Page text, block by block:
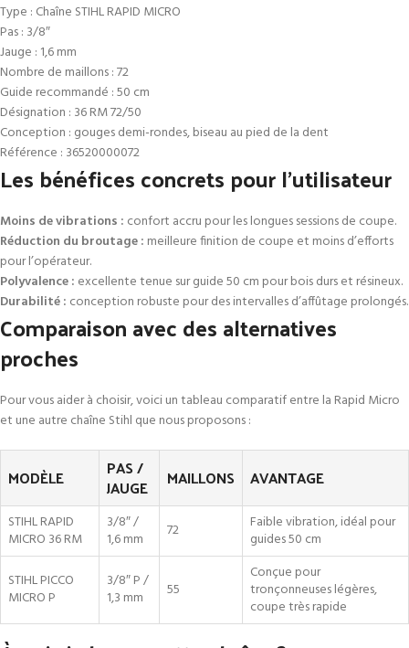
Type : Chaîne STIHL RAPID MICRO
Pas : 3/8″
Jauge : 1,6 mm
Nombre de maillons : 72
Guide recommandé : 50 cm
Désignation : 36 RM 72/50
Conception : gouges demi-rondes, biseau au pied de la dent
Référence : 36520000072
Les bénéfices concrets pour l’utilisateur
Moins de vibrations : confort accru pour les longues sessions de coupe.
Réduction du broutage : meilleure finition de coupe et moins d’efforts
pour l’opérateur.
Polyvalence : excellente tenue sur guide 50 cm pour bois durs et résineux.
Durabilité : conception robuste pour des intervalles d’affûtage prolongés.
Comparaison avec des alternatives
proches
Pour vous aider à choisir, voici un tableau comparatif entre la Rapid Micro
et une autre chaîne Stihl que nous proposons :
MODÈLE PAS /
JAUGE MAILLONS AVANTAGE
STIHL RAPID
MICRO 36 RM
3/8″ /
1,6 mm
72
Faible vibration, idéal pour
guides 50 cm
STIHL PICCO
MICRO P
3/8″ P /
1,3 mm
55
Conçue pour
tronçonneuses légères,
coupe très rapide